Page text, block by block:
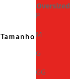
Tamanho
Oversized
P
M
G
GG